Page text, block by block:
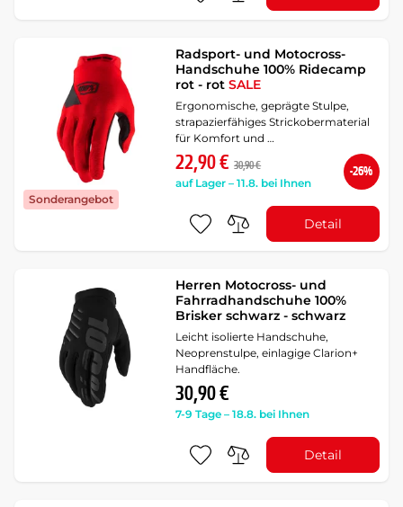
Sonderangebot
Radsport- und Motocross-
Handschuhe 100% Ridecamp
rot - rotSALE
Ergonomische, geprägte Stulpe,
strapazierfähiges Strickobermaterial
für Komfort und …
22,90 € 30,90 €
auf Lager – 11.8. bei Ihnen
-26%
Detail
Herren Motocross- und
Fahrradhandschuhe 100%
Brisker schwarz - schwarz
Leicht isolierte Handschuhe,
Neoprenstulpe, einlagige Clarion+
Handfläche.
30,90 €
7-9 Tage – 18.8. bei Ihnen
Detail